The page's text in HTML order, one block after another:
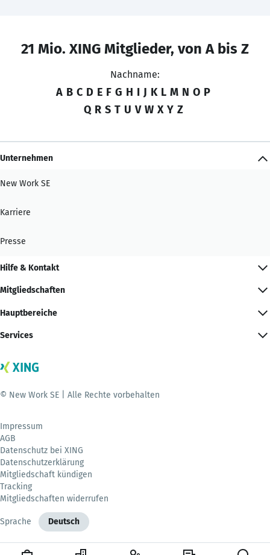
21 Mio. XING Mitglieder, von A bis Z
Nachname:
A B C D E F G H I J K L M N O P
Q R S T U V W X Y Z
Unternehmen
New Work SE
Karriere
Presse
Hilfe & Kontakt
Mitgliedschaften
Hauptbereiche
Services
© New Work SE | Alle Rechte vorbehalten
Impressum
AGB
Datenschutz bei XING
Datenschutzerklärung
Mitgliedschaft kündigen
Tracking
Mitgliedschaften widerrufen
Sprache Deutsch